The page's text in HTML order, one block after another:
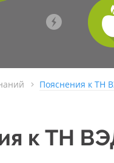
Пояснения к ТН
к ТН